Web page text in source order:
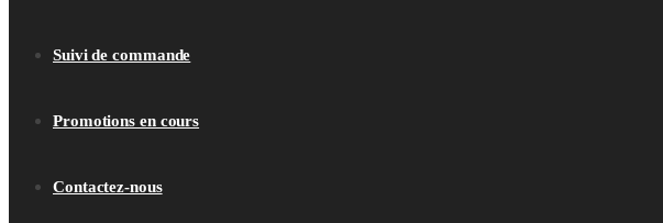
Suivi de commande
Promotions en cours
Contactez-nous